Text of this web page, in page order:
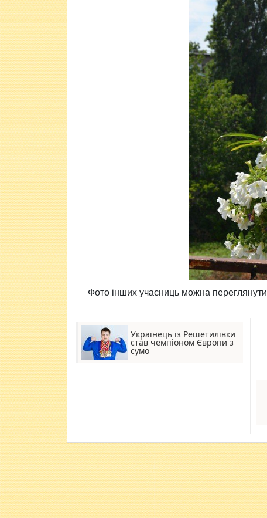
Фото інших учасниць можна переглянути
Українець із Решетилівки
став чемпіоном Європи з
сумо